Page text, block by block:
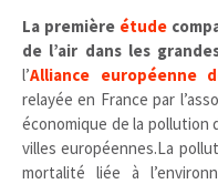
La première étude
de l’air dans les
l’Alliance européenne
relayée en France par
économique de la pollution
villes européennes.La
mortalité liée à